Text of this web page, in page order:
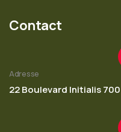
Contact
Adresse
22 Boulevard Initialis 700